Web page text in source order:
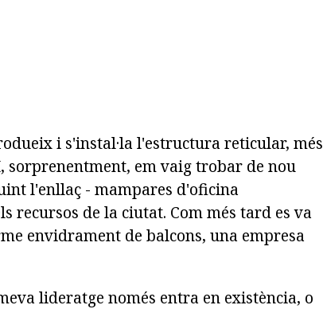
i s'instal·la l'estructura reticular, més
sorprenentment, em vaig trobar de nou
l'enllaç - mampares d'oficina
recursos de la ciutat. Com més tard es va
envidrament de balcons, una empresa
lideratge només entra en existència, o